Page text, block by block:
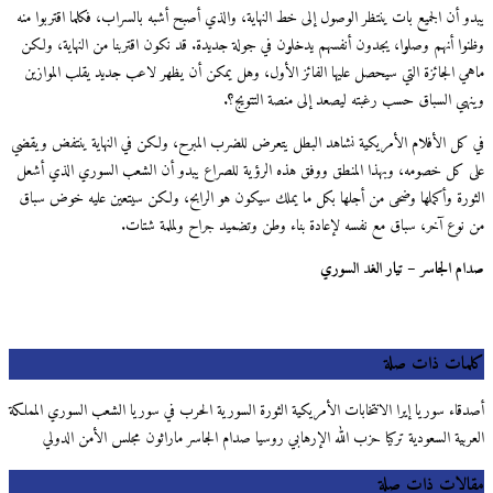
يبدو أن الجميع بات ينتظر الوصول إلى خط النهاية، والذي أصبح أشبه بالسراب، فكلما اقتربوا منه
وظنوا أنهم وصلوا، يجدون أنفسهم يدخلون في جولة جديدة. قد نكون اقتربنا من النهاية، ولكن
ماهي الجائزة التي سيحصل عليها الفائز الأول، وهل يمكن أن يظهر لاعب جديد يقلب الموازين
وينهي السباق حسب رغبته ليصعد إلى منصة التتويج؟.
في كل الأفلام الأمريكية نشاهد البطل يتعرض للضرب المبرح، ولكن في النهاية ينتفض ويقضي
على كل خصومه، وبهذا المنطق ووفق هذه الرؤية للصراع يبدو أن الشعب السوري الذي أشعل
الثورة وأكملها وضحى من أجلها بكل ما يملك سيكون هو الرابح، ولكن سيتعين عليه خوض سباق
من نوع آخر، سباق مع نفسه لإعادة بناء وطن وتضميد جراح ولملمة شتات.
صدام الجاسر – تيار الغد السوري
كلمات ذات صلة
أصدقاء سوريا إيرا الانتخابات الأمريكية الثورة السورية الحرب في سوريا الشعب السوري المملكة
العربية السعودية تركيا حزب الله الإرهابي روسيا صدام الجاسر ماراثون مجلس الأمن الدولي
مقالات ذات صلة